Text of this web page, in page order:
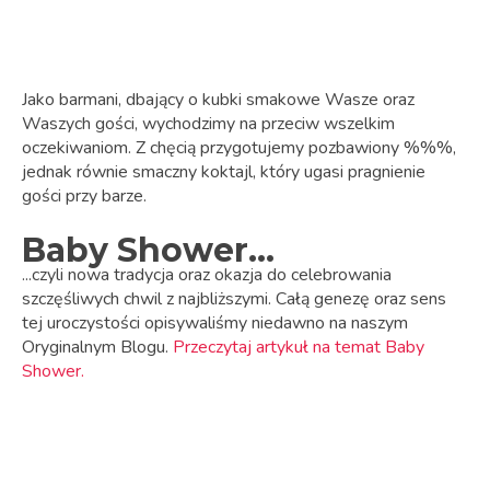
Jako barmani, dbający o kubki smakowe Wasze oraz
Waszych gości, wychodzimy na przeciw wszelkim
oczekiwaniom. Z chęcią przygotujemy pozbawiony %%%,
jednak równie smaczny koktajl, który ugasi pragnienie
gości przy barze.
Baby Shower...
...czyli nowa tradycja oraz okazja do celebrowania
szczęśliwych chwil z najbliższymi. Całą genezę oraz sens
tej uroczystości opisywaliśmy niedawno na naszym
Oryginalnym Blogu. Przeczytaj artykuł na temat Baby
Shower.